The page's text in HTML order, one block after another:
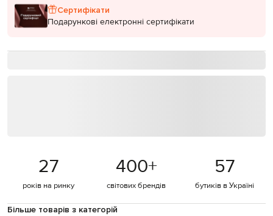
Сертифікати
Подарункові електронні сертифікати
27
років на ринку
400+
світових брендів
57
бутиків в Україні
Більше товарів з категорій